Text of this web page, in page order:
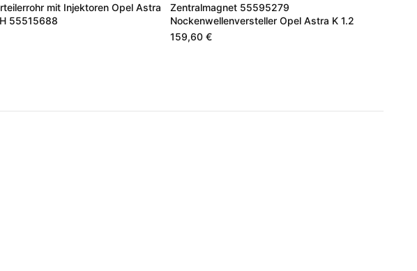
mit Injektoren Opel Astra
55515688
Zentralmagnet 55595279
Nockenwellenversteller Opel Astra K 1.2
159,60 €